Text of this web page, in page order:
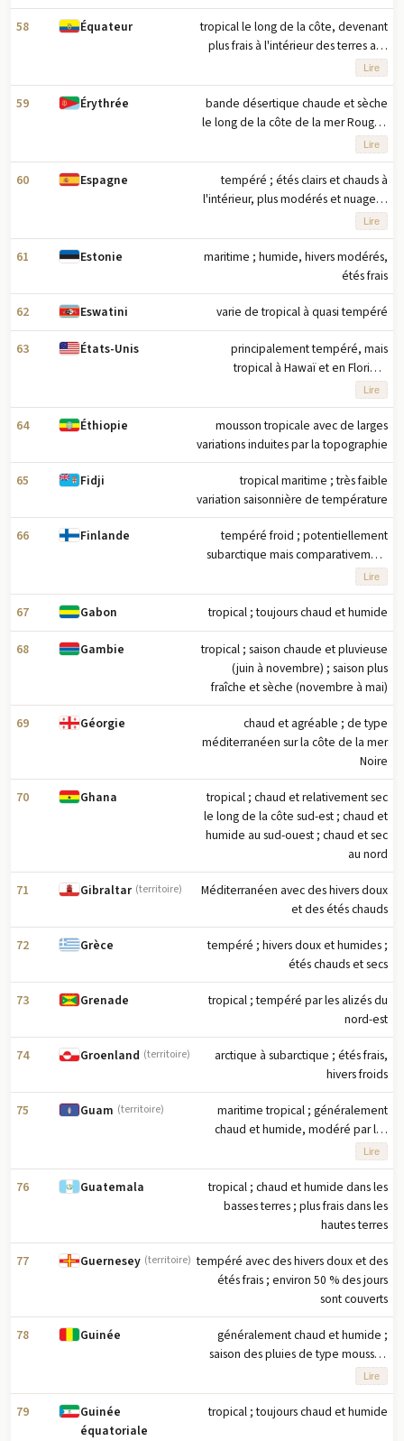
58 Équateur
tropical le long de la côte, devenant
plus frais à l'intérieur des terres aux
altitudes plus élevées ; tropical dans
les basses terres de la jungle
amazonienne
Lire
59 Érythrée
bande désertique chaude et sèche
le long de la côte de la mer Rouge ;
plus frais et plus humide dans les
hauts plateaux centraux (jusqu'à 61
cm de précipitations annuelles, les
plus fortes de juin à septembre) ;
semi-aride dans les collines et
plaines de l'ouest
Lire
60 Espagne
tempéré ; étés clairs et chauds à
l'intérieur, plus modérés et nuageux
le long de la côte ; hivers nuageux et
froids à l'intérieur, partiellement
nuageux et frais le long de la côte
Lire
61 Estonie
maritime ; humide, hivers modérés,
étés frais
62 Eswatini varie de tropical à quasi tempéré
63 États-Unis
principalement tempéré, mais
tropical à Hawaï et en Floride,
arctique en Alaska, semi-aride dans
les grandes plaines à l'ouest du
fleuve Mississippi, et aride dans le
Grand Bassin du sud-ouest ; les
basses températures hivernales du
nord-ouest sont occasionnellement
atténuées en janvier et février par les
vents chauds de chinook provenant
des versants orientaux des
montagnes Rocheuses
Lire
64 Éthiopie
mousson tropicale avec de larges
variations induites par la topographie
65 Fidji
tropical maritime ; très faible
variation saisonnière de température
66 Finlande
tempéré froid ; potentiellement
subarctique mais comparativement
doux en raison de l'influence
modératrice du courant de
l'Atlantique Nord, de la mer Baltique
et de plus de 60 000 lacs
Lire
67 Gabon tropical ; toujours chaud et humide
68 Gambie
tropical ; saison chaude et pluvieuse
(juin à novembre) ; saison plus
fraîche et sèche (novembre à mai)
69 Géorgie
chaud et agréable ; de type
méditerranéen sur la côte de la mer
Noire
70 Ghana
tropical ; chaud et relativement sec
le long de la côte sud-est ; chaud et
humide au sud-ouest ; chaud et sec
au nord
71 Gibraltar (territoire)
Méditerranéen avec des hivers doux
et des étés chauds
72 Grèce
tempéré ; hivers doux et humides ;
étés chauds et secs
73 Grenade
tropical ; tempéré par les alizés du
nord-est
74 Groenland (territoire)
arctique à subarctique ; étés frais,
hivers froids
75 Guam (territoire)
maritime tropical ; généralement
chaud et humide, modéré par les
alizés du nord-est ; saison sèche
(janvier à juin), saison des pluies
(juillet à décembre) ; faible variation
saisonnière de température
Lire
76 Guatemala
tropical ; chaud et humide dans les
basses terres ; plus frais dans les
hautes terres
77 Guernesey (territoire) tempéré avec des hivers doux et des
étés frais ; environ 50 % des jours
sont couverts
78 Guinée
généralement chaud et humide ;
saison des pluies de type mousson
(juin à novembre) avec des vents du
sud-ouest ; saison sèche (décembre
à mai) avec des vents d'harmattan du
Lire
79
Guinée
équatoriale
tropical ; toujours chaud et humide